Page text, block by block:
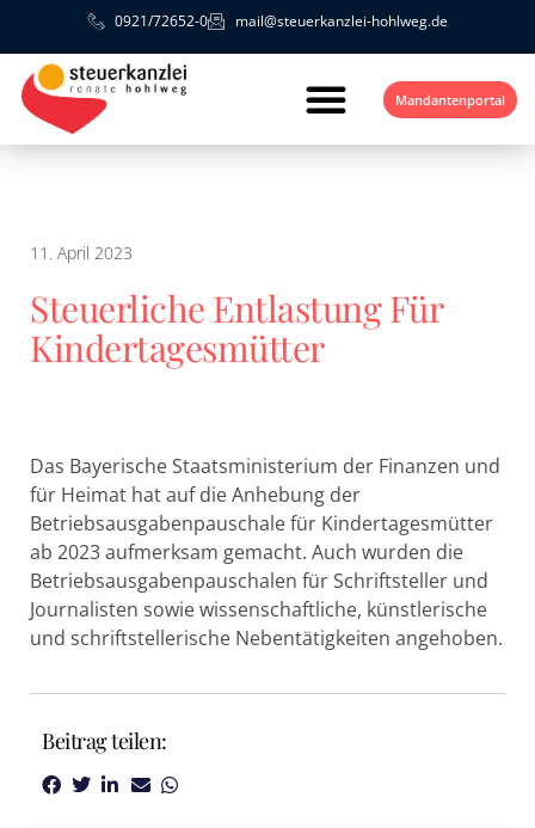
0921/72652-0 mail@steuerkanzlei-hohlweg.de
Mandantenportal
11. April 2023
Steuerliche Entlastung Für
Kindertagesmütter
Das Bayerische Staatsministerium der Finanzen und
für Heimat hat auf die Anhebung der
Betriebsausgabenpauschale für Kindertagesmütter
ab 2023 aufmerksam gemacht. Auch wurden die
Betriebsausgabenpauschalen für Schriftsteller und
Journalisten sowie wissenschaftliche, künstlerische
und schriftstellerische Nebentätigkeiten angehoben.
Beitrag teilen: